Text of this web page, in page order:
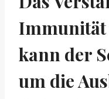
Immunität
kann der
um die